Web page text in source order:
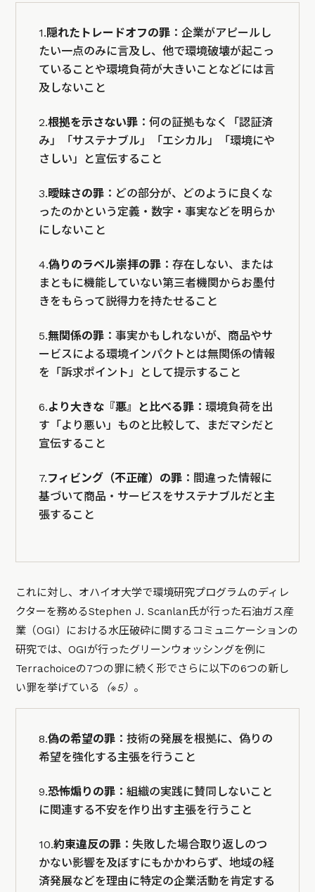
1.隠れたトレードオフの罪 ：企業がアピールし
たい一点のみに言及し、他で環境破壊が起こっ
ていることや環境負荷が大きいことなどには言
及しないこと
2.根拠を示さない罪 ：何の証拠もなく「認証済
み」「サステナブル」「エシカル」「環境にや
さしい」と宣伝すること
3.曖昧さの罪 ：どの部分が、どのように良くな
ったのかという定義・数字・事実などを明らか
にしないこと
4.偽りのラベル崇拝の罪 ：存在しない、または
まともに機能していない第三者機関からお墨付
きをもらって説得力を持たせること
5.無関係の罪 ：事実かもしれないが、商品やサ
ービスによる環境インパクトとは無関係の情報
を「訴求ポイント」として提示すること
6.より大きな『悪』と比べる罪 ：環境負荷を出
す「より悪い」ものと比較して、まだマシだと
宣伝すること
7.フィビング（不正確）の罪 ：間違った情報に
基づいて商品・サービスをサステナブルだと主
張すること
これに対し、オハイオ大学で環境研究プログラムのディレ
クターを務めるStephen J. Scanlan氏が行った石油ガス産
業（OGI）における水圧破砕に関するコミュニケーションの
研究では、OGIが行ったグリーンウォッシングを例に
Terrachoiceの7つの罪に続く形でさらに以下の6つの新し
い罪を挙げている
（※5） 。
8.偽の希望の罪 ：技術の発展を根拠に、偽りの
希望を強化する主張を行うこと
9.恐怖煽りの罪 ：組織の実践に賛同しないこと
に関連する不安を作り出す主張を行うこと
10.約束違反の罪 ：失敗した場合取り返しのつ
かない影響を及ぼすにもかかわらず、地域の経
済発展などを理由に特定の企業活動を肯定する